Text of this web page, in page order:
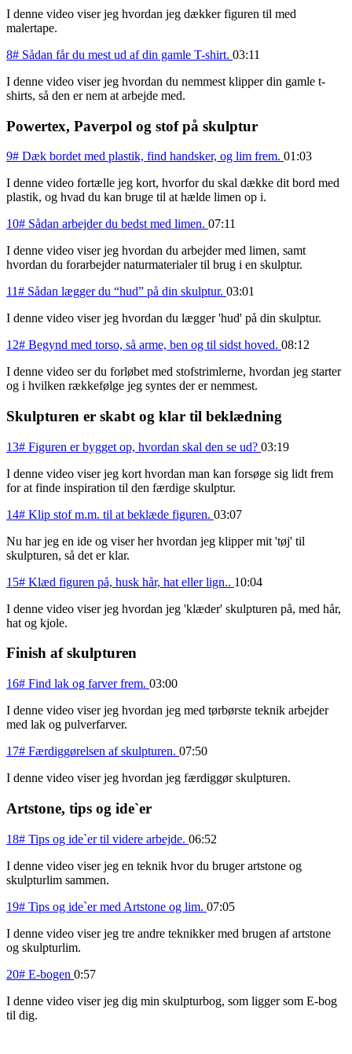
I denne video viser jeg hvordan jeg dækker figuren til med
malertape.
8# Sådan får du mest ud af din gamle T-shirt. 03:11
I denne video viser jeg hvordan du nemmest klipper din gamle t-
shirts, så den er nem at arbejde med.
Powertex, Paverpol og stof på skulptur
9# Dæk bordet med plastik, find handsker, og lim frem. 01:03
I denne video fortælle jeg kort, hvorfor du skal dække dit bord med
plastik, og hvad du kan bruge til at hælde limen op i.
10# Sådan arbejder du bedst med limen. 07:11
I denne video viser jeg hvordan du arbejder med limen, samt
hvordan du forarbejder naturmaterialer til brug i en skulptur.
11# Sådan lægger du “hud” på din skulptur. 03:01
I denne video viser jeg hvordan du lægger 'hud' på din skulptur.
12# Begynd med torso, så arme, ben og til sidst hoved. 08:12
I denne video ser du forløbet med stofstrimlerne, hvordan jeg starter
og i hvilken rækkefølge jeg syntes der er nemmest.
Skulpturen er skabt og klar til beklædning
13# Figuren er bygget op, hvordan skal den se ud? 03:19
I denne video viser jeg kort hvordan man kan forsøge sig lidt frem
for at finde inspiration til den færdige skulptur.
14# Klip stof m.m. til at beklæde figuren. 03:07
Nu har jeg en ide og viser her hvordan jeg klipper mit 'tøj' til
skulpturen, så det er klar.
15# Klæd figuren på, husk hår, hat eller lign.. 10:04
I denne video viser jeg hvordan jeg 'klæder' skulpturen på, med hår,
hat og kjole.
Finish af skulpturen
16# Find lak og farver frem. 03:00
I denne video viser jeg hvordan jeg med tørbørste teknik arbejder
med lak og pulverfarver.
17# Færdiggørelsen af skulpturen. 07:50
I denne video viser jeg hvordan jeg færdiggør skulpturen.
Artstone, tips og ide`er
18# Tips og ide`er til videre arbejde. 06:52
I denne video viser jeg en teknik hvor du bruger artstone og
skulpturlim sammen.
19# Tips og ide`er med Artstone og lim. 07:05
I denne video viser jeg tre andre teknikker med brugen af artstone
og skulpturlim.
20# E-bogen 0:57
I denne video viser jeg dig min skulpturbog, som ligger som E-bog
til dig.